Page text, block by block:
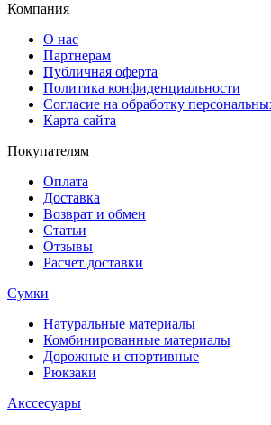
Компания
О нас
Партнерам
Публичная оферта
Политика конфиденциальности
Согласие на обработку
Карта сайта
Покупателям
Оплата
Доставка
Возврат и обмен
Статьи
Отзывы
Расчет доставки
Сумки
Натуральные материалы
Комбинированные материалы
Дорожные и спортивные
Рюкзаки
Акссесуары